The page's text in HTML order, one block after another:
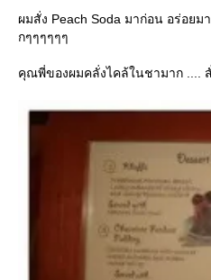
ผมสั่ง Peach Soda มาก่อน อร่อย
กๆๆๆๆๆๆ
คุณพี่ของผมคลั่งไคล้ในชามาก ....